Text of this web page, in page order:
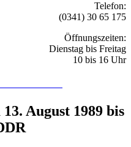
Telefon:
(0341) 30 65 175
Öffnungszeiten:
Dienstag bis Freitag
10 bis 16 Uhr
August 1989 bis